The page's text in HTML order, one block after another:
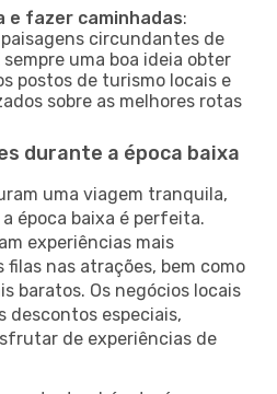
e fazer caminhadas:
paisagens circundantes de
uma boa ideia obter
postos de turismo locais e
sobre as melhores rotas
durante a época baixa
uma viagem tranquila,
época baixa é perfeita.
experiências mais
nas atrações, bem como
baratos. Os negócios locais
descontos especiais,
de experiências de